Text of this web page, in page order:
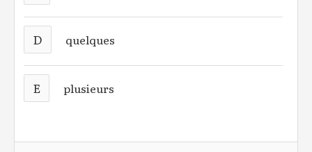
D quelques
E plusieurs